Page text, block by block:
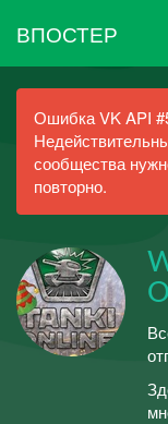
ВПОСТЕР
Ошибка VK API
сообщества
повторно.